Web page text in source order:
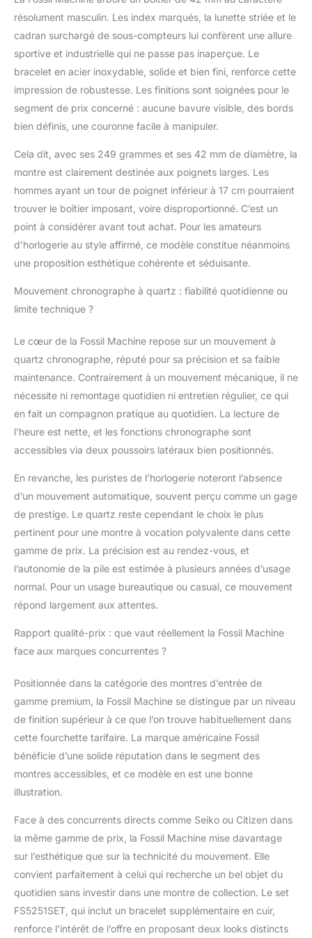
résolument masculin. Les index marqués, la lunette striée et le
cadran surchargé de sous-compteurs lui confèrent une allure
sportive et industrielle qui ne passe pas inaperçue. Le
bracelet en acier inoxydable, solide et bien fini, renforce cette
impression de robustesse. Les finitions sont soignées pour le
segment de prix concerné : aucune bavure visible, des bords
bien définis, une couronne facile à manipuler.
Cela dit, avec ses 249 grammes et ses 42 mm de diamètre, la
montre est clairement destinée aux poignets larges. Les
hommes ayant un tour de poignet inférieur à 17 cm pourraient
trouver le boîtier imposant, voire disproportionné. C’est un
point à considérer avant tout achat. Pour les amateurs
d’horlogerie au style affirmé, ce modèle constitue néanmoins
une proposition esthétique cohérente et séduisante.
Mouvement chronographe à quartz : fiabilité quotidienne ou
limite technique ?
Le cœur de la Fossil Machine repose sur un mouvement à
quartz chronographe, réputé pour sa précision et sa faible
maintenance. Contrairement à un mouvement mécanique, il ne
nécessite ni remontage quotidien ni entretien régulier, ce qui
en fait un compagnon pratique au quotidien. La lecture de
l’heure est nette, et les fonctions chronographe sont
accessibles via deux poussoirs latéraux bien positionnés.
En revanche, les puristes de l’horlogerie noteront l’absence
d’un mouvement automatique, souvent perçu comme un gage
de prestige. Le quartz reste cependant le choix le plus
pertinent pour une montre à vocation polyvalente dans cette
gamme de prix. La précision est au rendez-vous, et
l’autonomie de la pile est estimée à plusieurs années d’usage
normal. Pour un usage bureautique ou casual, ce mouvement
répond largement aux attentes.
Rapport qualité-prix : que vaut réellement la Fossil Machine
face aux marques concurrentes ?
Positionnée dans la catégorie des montres d’entrée de
gamme premium, la Fossil Machine se distingue par un niveau
de finition supérieur à ce que l’on trouve habituellement dans
cette fourchette tarifaire. La marque américaine Fossil
bénéficie d’une solide réputation dans le segment des
montres accessibles, et ce modèle en est une bonne
illustration.
Face à des concurrents directs comme Seiko ou Citizen dans
la même gamme de prix, la Fossil Machine mise davantage
sur l’esthétique que sur la technicité du mouvement. Elle
convient parfaitement à celui qui recherche un bel objet du
quotidien sans investir dans une montre de collection. Le set
FS5251SET, qui inclut un bracelet supplémentaire en cuir,
renforce l’intérêt de l’offre en proposant deux looks distincts